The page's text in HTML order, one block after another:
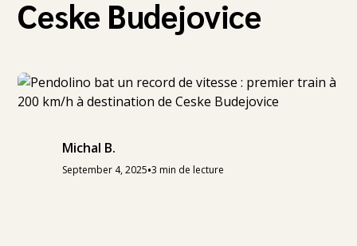
Ceske Budejovice
Michal B.
September 4, 2025•3 min de lecture